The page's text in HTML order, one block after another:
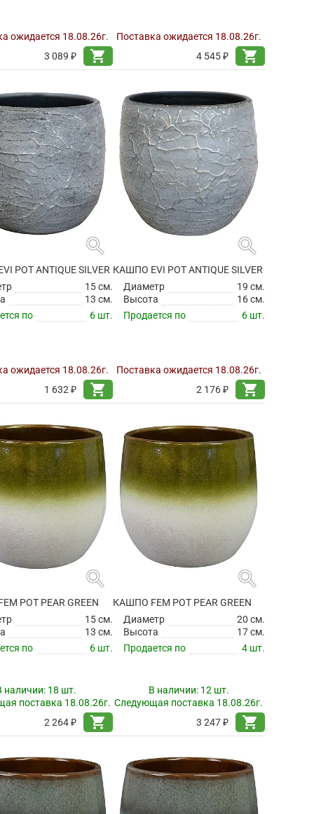
ожидается 18.08.26г.
3 089 ₽
shopping_cart
Поставка ожидается 18.08.26г.
4 545 ₽
shopping_cart
search
POT ANTIQUE SILVER
15 см.
13 см.
по
6 шт.
ожидается 18.08.26г.
1 632 ₽
shopping_cart
search
КАШПО EVI POT ANTIQUE SILVER
Диаметр
19 см.
Высота
16 см.
Продается по
6 шт.
Поставка ожидается 18.08.26г.
2 176 ₽
shopping_cart
search
POT PEAR GREEN
15 см.
13 см.
по
6 шт.
наличии: 18 шт.
поставка 18.08.26г.
2 264 ₽
shopping_cart
search
КАШПО FEM POT PEAR GREEN
Диаметр
20 см.
Высота
17 см.
Продается по
4 шт.
В наличии: 12 шт.
Следующая поставка 18.08.26г.
3 247 ₽
shopping_cart